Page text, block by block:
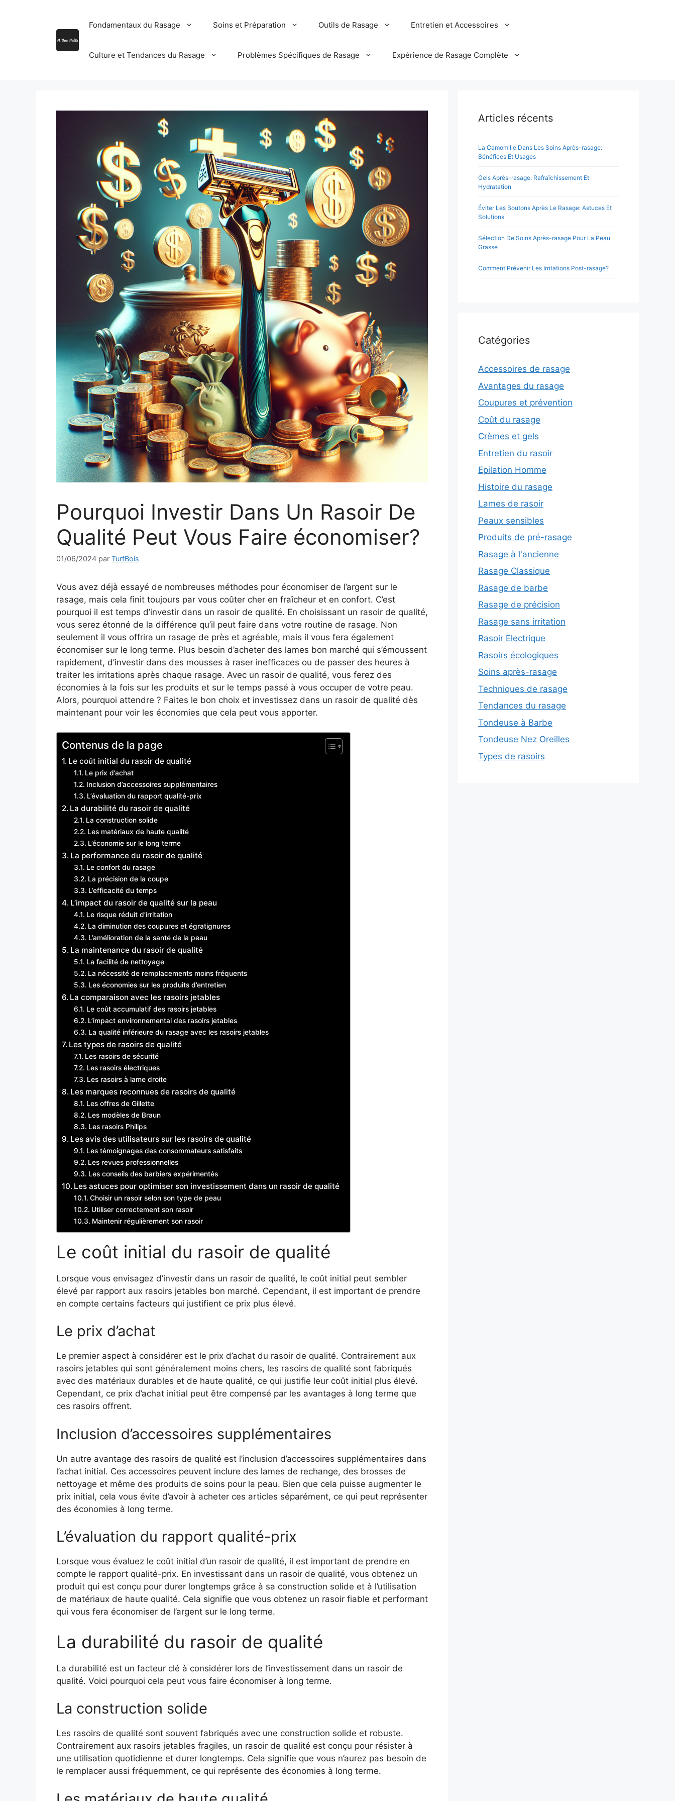
Fondamentaux du Rasage Soins et Préparation Outils de Rasage Entretien et Accessoires
Culture et Tendances du Rasage Problèmes Spécifiques de Rasage Expérience de Rasage Complète
Pourquoi Investir Dans Un Rasoir De
Qualité Peut Vous Faire économiser?
01/06/2024 par TurfBois
Vous avez déjà essayé de nombreuses méthodes pour économiser de l’argent sur le
rasage, mais cela finit toujours par vous coûter cher en fraîcheur et en confort. C’est
pourquoi il est temps d’investir dans un rasoir de qualité. En choisissant un rasoir de qualité,
vous serez étonné de la différence qu’il peut faire dans votre routine de rasage. Non
seulement il vous offrira un rasage de près et agréable, mais il vous fera également
économiser sur le long terme. Plus besoin d’acheter des lames bon marché qui s’émoussent
rapidement, d’investir dans des mousses à raser inefficaces ou de passer des heures à
traiter les irritations après chaque rasage. Avec un rasoir de qualité, vous ferez des
économies à la fois sur les produits et sur le temps passé à vous occuper de votre peau.
Alors, pourquoi attendre ? Faites le bon choix et investissez dans un rasoir de qualité dès
maintenant pour voir les économies que cela peut vous apporter.
Contenus de la page
Le coût initial du rasoir de qualité
Le prix d’achat
Inclusion d’accessoires supplémentaires
L’évaluation du rapport qualité-prix
La durabilité du rasoir de qualité
La construction solide
Les matériaux de haute qualité
L’économie sur le long terme
La performance du rasoir de qualité
Le confort du rasage
La précision de la coupe
L’efficacité du temps
L’impact du rasoir de qualité sur la peau
Le risque réduit d’irritation
La diminution des coupures et égratignures
L’amélioration de la santé de la peau
La maintenance du rasoir de qualité
La facilité de nettoyage
La nécessité de remplacements moins fréquents
Les économies sur les produits d’entretien
La comparaison avec les rasoirs jetables
Le coût accumulatif des rasoirs jetables
L’impact environnemental des rasoirs jetables
La qualité inférieure du rasage avec les rasoirs jetables
Les types de rasoirs de qualité
Les rasoirs de sécurité
Les rasoirs électriques
Les rasoirs à lame droite
Les marques reconnues de rasoirs de qualité
Les offres de Gillette
Les modèles de Braun
Les rasoirs Philips
Les avis des utilisateurs sur les rasoirs de qualité
Les témoignages des consommateurs satisfaits
Les revues professionnelles
Les conseils des barbiers expérimentés
Les astuces pour optimiser son investissement dans un rasoir de qualité
Choisir un rasoir selon son type de peau
Utiliser correctement son rasoir
Maintenir régulièrement son rasoir
Le coût initial du rasoir de qualité
Lorsque vous envisagez d’investir dans un rasoir de qualité, le coût initial peut sembler
élevé par rapport aux rasoirs jetables bon marché. Cependant, il est important de prendre
en compte certains facteurs qui justifient ce prix plus élevé.
Le prix d’achat
Le premier aspect à considérer est le prix d’achat du rasoir de qualité. Contrairement aux
rasoirs jetables qui sont généralement moins chers, les rasoirs de qualité sont fabriqués
avec des matériaux durables et de haute qualité, ce qui justifie leur coût initial plus élevé.
Cependant, ce prix d’achat initial peut être compensé par les avantages à long terme que
ces rasoirs offrent.
Inclusion d’accessoires supplémentaires
Un autre avantage des rasoirs de qualité est l’inclusion d’accessoires supplémentaires dans
l’achat initial. Ces accessoires peuvent inclure des lames de rechange, des brosses de
nettoyage et même des produits de soins pour la peau. Bien que cela puisse augmenter le
prix initial, cela vous évite d’avoir à acheter ces articles séparément, ce qui peut représenter
des économies à long terme.
L’évaluation du rapport qualité-prix
Lorsque vous évaluez le coût initial d’un rasoir de qualité, il est important de prendre en
compte le rapport qualité-prix. En investissant dans un rasoir de qualité, vous obtenez un
produit qui est conçu pour durer longtemps grâce à sa construction solide et à l’utilisation
de matériaux de haute qualité. Cela signifie que vous obtenez un rasoir fiable et performant
qui vous fera économiser de l’argent sur le long terme.
La durabilité du rasoir de qualité
La durabilité est un facteur clé à considérer lors de l’investissement dans un rasoir de
qualité. Voici pourquoi cela peut vous faire économiser à long terme.
La construction solide
Les rasoirs de qualité sont souvent fabriqués avec une construction solide et robuste.
Contrairement aux rasoirs jetables fragiles, un rasoir de qualité est conçu pour résister à
une utilisation quotidienne et durer longtemps. Cela signifie que vous n’aurez pas besoin de
le remplacer aussi fréquemment, ce qui représente des économies à long terme.
Articles récents
La Camomille Dans Les Soins Après-rasage:
Bénéfices Et Usages
Gels Après-rasage: Rafraîchissement Et
Hydratation
Éviter Les Boutons Après Le Rasage: Astuces Et
Solutions
Sélection De Soins Après-rasage Pour La Peau
Grasse
Comment Prévenir Les Irritations Post-rasage?
Catégories
Accessoires de rasage
Avantages du rasage
Coupures et prévention
Coût du rasage
Crèmes et gels
Entretien du rasoir
Epilation Homme
Histoire du rasage
Lames de rasoir
Peaux sensibles
Produits de pré-rasage
Rasage à l'ancienne
Rasage Classique
Rasage de barbe
Rasage de précision
Rasage sans irritation
Rasoir Electrique
Rasoirs écologiques
Soins après-rasage
Techniques de rasage
Tendances du rasage
Tondeuse à Barbe
Tondeuse Nez Oreilles
Types de rasoirs